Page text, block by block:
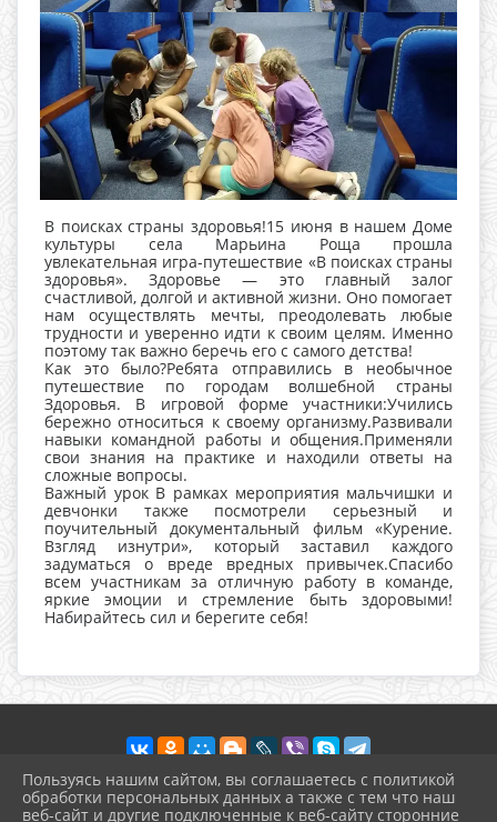
В поисках страны здоровья!15 июня в нашем Доме
культуры села Марьина Роща прошла
увлекательная игра-путешествие «В поисках страны
здоровья». Здоровье — это главный залог
счастливой, долгой и активной жизни. Оно помогает
нам осуществлять мечты, преодолевать любые
трудности и уверенно идти к своим целям. Именно
поэтому так важно беречь его с самого детства!
Как это было?Ребята отправились в необычное
путешествие по городам волшебной страны
Здоровья. В игровой форме участники:Учились
бережно относиться к своему организму.Развивали
навыки командной работы и общения.Применяли
свои знания на практике и находили ответы на
сложные вопросы.
Важный урок В рамках мероприятия мальчишки и
девчонки также посмотрели серьезный и
поучительный документальный фильм «Курение.
Взгляд изнутри», который заставил каждого
задуматься о вреде вредных привычек.Спасибо
всем участникам за отличную работу в команде,
яркие эмоции и стремление быть здоровыми!
Набирайтесь сил и берегите себя!
Пользуясь нашим сайтом, вы соглашаетесь с политикой
обработки персональных данных а также с тем что наш
веб-сайт и другие подключенные к веб-сайту сторонние